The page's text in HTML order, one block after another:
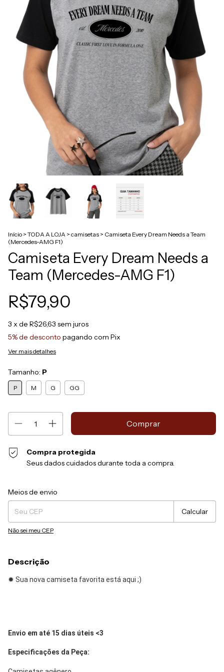
Início > TODA A LOJA > camisetas > Camiseta Every Dream Needs a Team
(Mercedes-AMG F1)
Camiseta Every Dream Needs a
Team (Mercedes-AMG F1)
R$79,90
3 x de R$26,63 sem juros
5% de desconto pagando com Pix
Ver mais detalhes
Tamanho: P
P M G GG
Compra protegida
Seus dados cuidados durante toda a compra.
Entregas para o CEP:
Meios de envio
Calcular
Não sei meu CEP
Descrição
✹ Sua nova camiseta favorita está aqui ;)
Envio em até 15 dias úteis <3
Especificações da Peça: